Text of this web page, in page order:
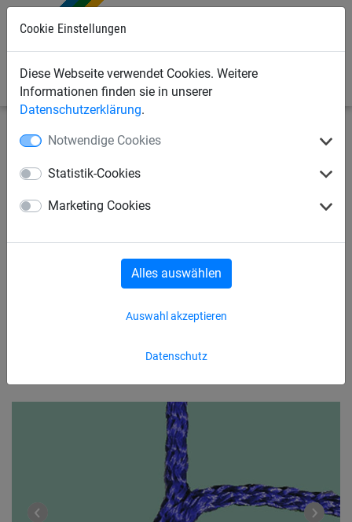
Cookie Einstellungen
Diese Webseite verwendet Cookies. Weitere
Informationen finden sie in unserer
Datenschutzerklärung.
Notwendige Cookies
Statistik-Cookies
Marketing Cookies
Datenschutz
Auswahl akzeptieren
Alles auswählen
Sportnetze Fußballnetze
Knotenloses Tornetz aus
Polypropylen hochfest, ca. 4
mm stark